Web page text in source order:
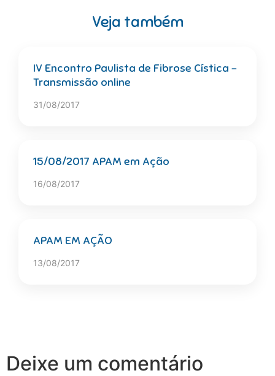
Veja também
IV Encontro Paulista de Fibrose Cística –
Transmissão online
31/08/2017
15/08/2017 APAM em Ação
16/08/2017
APAM EM AÇÃO
13/08/2017
Deixe um comentário